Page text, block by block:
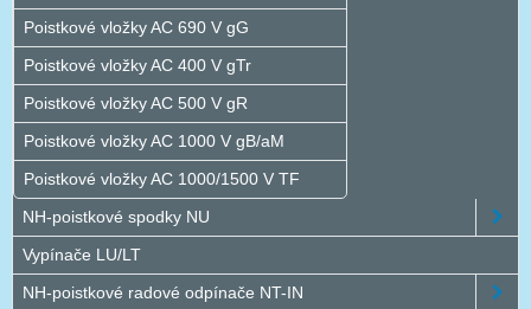
Poistkové vložky AC 690 V gG
Poistkové vložky AC 400 V gTr
Poistkové vložky AC 500 V gR
Poistkové vložky AC 1000 V gB/aM
Poistkové vložky AC 1000/1500 V TF
NH-poistkové spodky NU
Vypínače LU/LT
NH-poistkové radové odpínače NT-IN